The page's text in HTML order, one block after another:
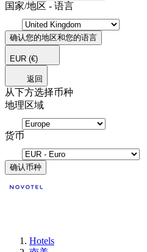
国家/地区 - 语言
确认您的地区和您的语言
EUR (€)
返回
从下方选择币种
地理区域
货币
确认币种
Hotels